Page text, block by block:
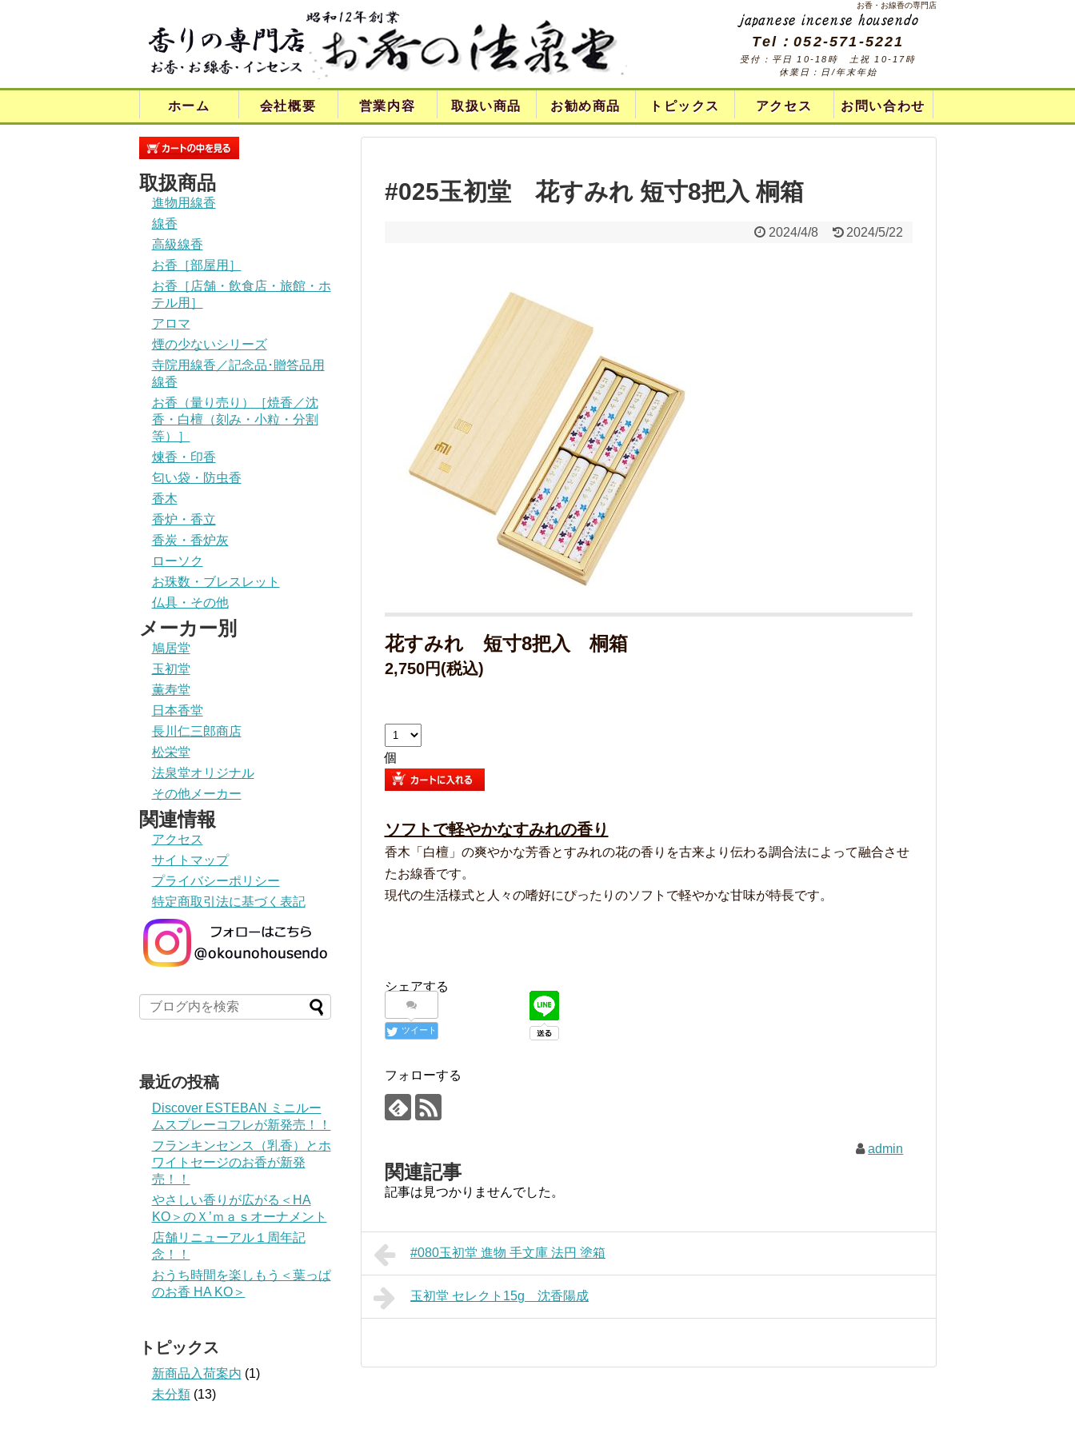
お香・お線香の専門店
Tel：052-571-5221
受付：平日 10-18時 土祝 10-17時
休業日：日/年末年始
ホーム 会社概要 営業内容 取扱い商品 お勧め商品 トピックス アクセス お問い合わせ
#025玉初堂 花すみれ 短寸8把入 桐箱
2024/4/8 2024/5/22
花すみれ 短寸8把入 桐箱
2,750円(税込)
個
ソフトで軽やかなすみれの香り
香木「白檀」の爽やかな芳香とすみれの花の香りを古来より伝わる調合法によって融合させ
たお線香です。
現代の生活様式と人々の嗜好にぴったりのソフトで軽やかな甘味が特長です。
シェアする
ツイート
フォローする
admin
関連記事
記事は見つかりませんでした。
#080玉初堂 進物 手文庫 法円 塗箱
玉初堂 セレクト15g 沈香陽成
取扱商品
進物用線香
線香
高級線香
お香［部屋用］
お香［店舗・飲食店・旅館・ホ
テル用］
アロマ
煙の少ないシリーズ
寺院用線香／記念品･贈答品用
線香
お香（量り売り）［焼香／沈
香・白檀（刻み・小粒・分割
等）］
煉香・印香
匂い袋・防虫香
香木
香炉・香立
香炭・香炉灰
ローソク
お珠数・ブレスレット
仏具・その他
メーカー別
鳩居堂
玉初堂
薫寿堂
日本香堂
長川仁三郎商店
松栄堂
法泉堂オリジナル
その他メーカー
関連情報
アクセス
サイトマップ
プライバシーポリシー
特定商取引法に基づく表記
最近の投稿
Discover ESTEBAN ミニルー
ムスプレーコフレが新発売！！
フランキンセンス（乳香）とホ
ワイトセージのお香が新発
売！！
やさしい香りが広がる＜HA
KO＞のＸ’ｍａｓオーナメント
店舗リニューアル１周年記
念！！
おうち時間を楽しもう＜葉っぱ
のお香 HA KO＞
トピックス
新商品入荷案内 (1)
未分類(13)